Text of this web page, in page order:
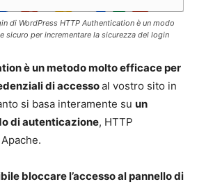
di WordPress HTTP Authentication è un modo
sicuro per incrementare la sicurezza del login
è un metodo molto efficace per
di accessoal vostro sito in
si basa interamente su un
di autenticazione, HTTP
bloccare l’accesso al pannello di